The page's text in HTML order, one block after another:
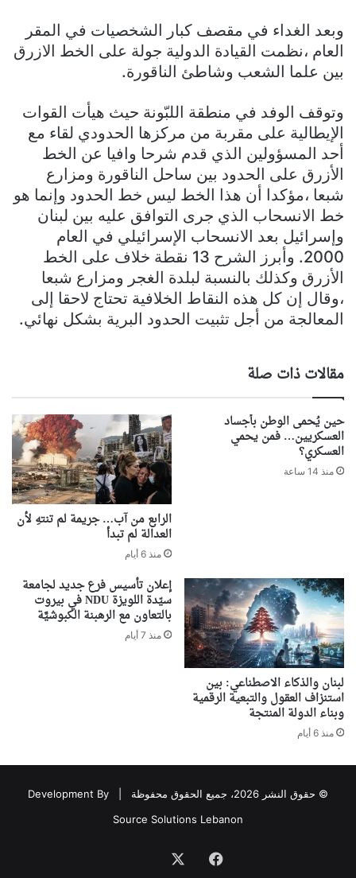
وبعد الغداء في مقصف كبار الشخصيات في المقر
العام ،نظمت القيادة الدولية جولة على الخط الازرق
بين علما الشعب وشاطئ الناقورة.
وتوقف الوفد في منطقة اللبّونة حيث هيأت القوات
الإيطالية على مقربة من مركزها الحدودي لقاء مع
أحد المسؤولين الذي قدم شرحا وافيا عن الخط
الأزرق على الحدود بين ساحل الناقورة ومزارع
شبعا ،مؤكدا أن هذا الخط ليس خط الحدود وإنما هو
خط الانسحاب الذي جرى التوافق عليه بين لبنان
وإسرائيل بعد الانسحاب الإسرائيلي في العام
2000. وأبرز الشرح 13 نقطة خلاف على الخط
الأزرق وكذلك بالنسبة لبلدة الغجر ومزارع شبعا
،وقال إن كل هذه النقاط الخلافية تحتاج لاحقا إلى
المعالجة من أجل تثبيت الحدود البرية بشكل نهائي.
مقالات ذات صلة
حين يُحمى الوطن بأجساد
العسكريين… فمن يحمي
العسكري؟
منذ 14 ساعة
الرابع من آب… جريمة لم تنتهِ لأن
العدالة لم تبدأ
منذ 6 أيام
لبنان والذكاء الاصطناعي: بين
استنزاف العقول والتبعية الرقمية
وبناء الدولة المنتجة
منذ 6 أيام
إعلان تأسيس فرع جديد لجامعة
سيّدة اللويزة NDU في بيروت
بالتعاون مع الرهبنة الكبوشيَّة
منذ 7 أيام
© حقوق النشر 2026، جميع الحقوق محفوظة |
Development By
Source Solutions Lebanon
فيسبوك